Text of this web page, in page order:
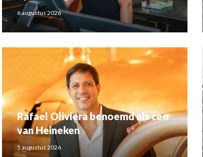
6 augustus 2026
Rafael Oliviera benoemd als ceo
van Heineken
5 augustus 2026